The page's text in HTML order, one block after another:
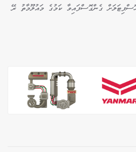
ގެންގޮސްފައިވާ ކަމުގެ މައުލޫމާތު ރޭ